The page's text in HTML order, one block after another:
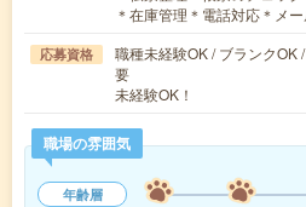
＊在庫管理＊電話対応＊メ
応募資格
職種未経験OK / ブランクOK
要
未経験OK！
職場の雰囲気
年齢層